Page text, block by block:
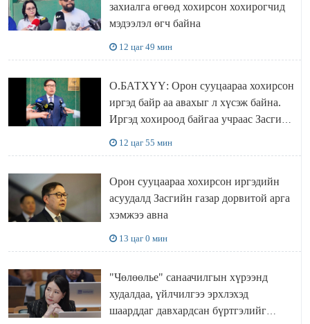
захиалга өгөөд хохирсон хохирогчид
мэдээлэл өгч байна
12 цаг 49 мин
О.БАТХҮҮ: Орон сууцаараа хохирсон
иргэд байр аа авахыг л хүсэж байна.
Иргэд хохироод байгаа учраас Засгийн
12 цаг 55 мин
Орон сууцаараа хохирсон иргэдийн
асуудалд Засгийн газар дорвитой арга
хэмжээ авна
13 цаг 0 мин
"Чөлөөлье" санаачилгын хүрээнд
худалдаа, үйлчилгээ эрхлэхэд
шаарддаг давхардсан бүртгэлийг